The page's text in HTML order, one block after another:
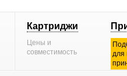
Картриджи
Цены и
совместимость
для